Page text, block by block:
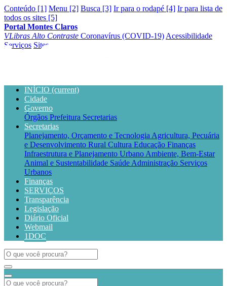
Conteúdo [1] Menu [2] Busca [3] Ir para o rodapé [4] Ir para lista de
todos os sites [5]
Portal Montes Claros
VLibras Alto Contraste Coronavírus (COVID-19) Acessibilidade
Serviços Sites
INÍCIO (current)
Cidade
Governo
Órgãos Prefeitura Secretarias
Secretarias
Planejamento, Orçamento e Tecnologia Agricultura, Pecuária
e Desenvolvimento Rural Cultura Educação Finanças
Infraestrutura e Planejamento Urbano Ambiente, Bem-Estar
Animal e Sustentabilidade Saúde Administração Serviços
Urbanos
Finanças
SERVIÇOS
Transparência
Legislação
Diário Oficial
Webmail
1DOC